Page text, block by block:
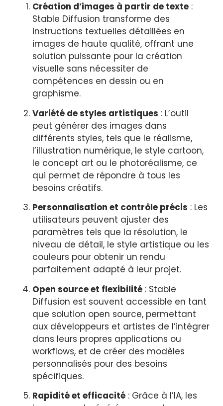
Création d’images à partir de texte :
Stable Diffusion transforme des
instructions textuelles détaillées en
images de haute qualité, offrant une
solution puissante pour la création
visuelle sans nécessiter de
compétences en dessin ou en
graphisme.
Variété de styles artistiques : L’outil
peut générer des images dans
différents styles, tels que le réalisme,
l’illustration numérique, le style cartoon,
le concept art ou le photoréalisme, ce
qui permet de répondre à tous les
besoins créatifs.
Personnalisation et contrôle précis : Les
utilisateurs peuvent ajuster des
paramètres tels que la résolution, le
niveau de détail, le style artistique ou les
couleurs pour obtenir un rendu
parfaitement adapté à leur projet.
Open source et flexibilité : Stable
Diffusion est souvent accessible en tant
que solution open source, permettant
aux développeurs et artistes de l’intégrer
dans leurs propres applications ou
workflows, et de créer des modèles
personnalisés pour des besoins
spécifiques.
Rapidité et efficacité : Grâce à l’IA, les